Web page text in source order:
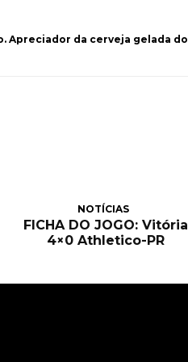
Apreciador da cerveja gelada do
NOTÍCIAS
FICHA DO JOGO: Vitória
4×0 Athletico-PR